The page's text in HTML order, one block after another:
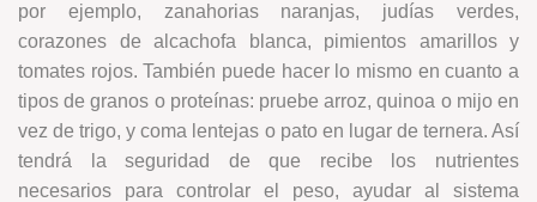
por ejemplo, zanahorias naranjas, judías verdes,
corazones de alcachofa blanca, pimientos amarillos y
tomates rojos. También puede hacer lo mismo en cuanto a
tipos de granos o proteínas: pruebe arroz, quinoa o mijo en
vez de trigo, y coma lentejas o pato en lugar de ternera. Así
tendrá la seguridad de que recibe los nutrientes
necesarios para controlar el peso, ayudar al sistema